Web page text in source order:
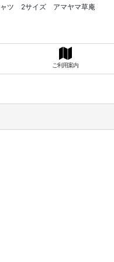
ャツ 2サイズ アマヤマ草庵
ご利用案内